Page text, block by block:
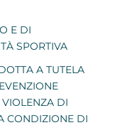
E DI
SPORTIVA
A TUTELA
VIOLENZA DI
CONDIZIONE DI